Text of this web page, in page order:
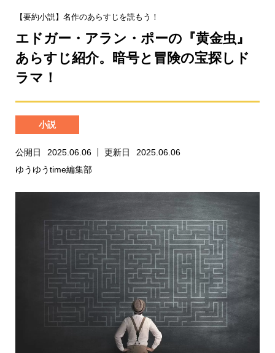
【要約小説】名作のあらすじを読もう！
エドガー・アラン・ポーの『黄金虫』
あらすじ紹介。暗号と冒険の宝探しド
ラマ！
小説
公開日 2025.06.06 更新日
2025.06.06
ゆうゆうtime編集部